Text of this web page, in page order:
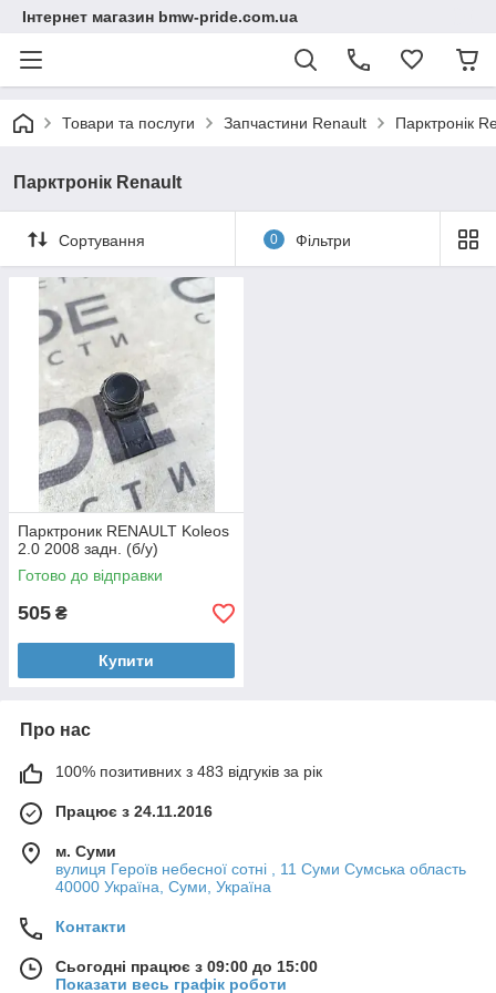
Інтернет магазин bmw-pride.com.ua
Товари та послуги Запчастини Renault Парктронік
Парктронік Renault
Сортування 0 Фільтри
Парктроник RENAULT Koleos
2.0 2008 задн. (б/у)
Готово до відправки
505 ₴
Купити
Про нас
100% позитивних з 483 відгуків за рік
Працює з 24.11.2016
м. Суми
вулиця Героїв небесної сотні , 11 Суми Сумська область
40000 Україна, Суми, Україна
Контакти
Сьогодні працює з 09:00 до 15:00
Показати весь графік роботи